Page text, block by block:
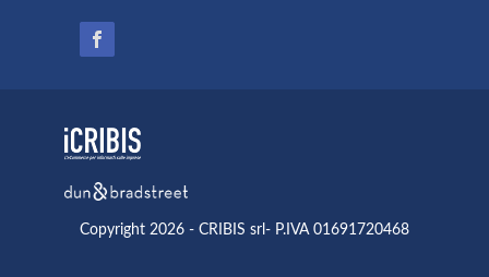
Copyright 2026 - CRIBIS srl- P.IVA 01691720468